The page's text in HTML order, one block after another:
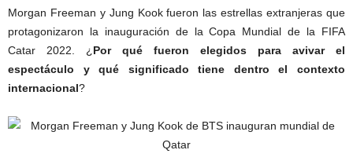
Morgan Freeman y Jung Kook fueron las estrellas extranjeras que
protagonizaron la inauguración de la Copa Mundial de la FIFA
Catar 2022. ¿ Por qué fueron elegidos para avivar el
espectáculo y qué significado tiene dentro el contexto
internacional?